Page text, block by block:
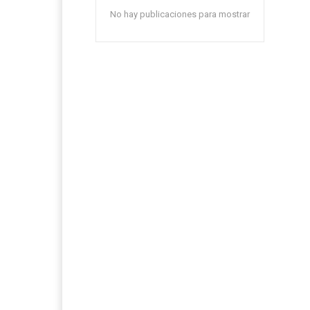
No hay publicaciones para mostrar